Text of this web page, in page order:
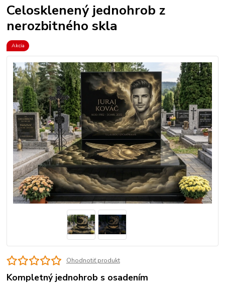
Celosklenený jednohrob z
nerozbitného skla
Akcia
Ohodnotiť produkt
Kompletný jednohrob s osadením